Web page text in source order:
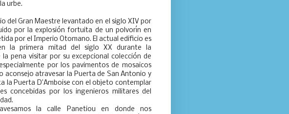
urbe.
del Gran Maestre levantado en el siglo XIV por
por la explosión fortuita de un polvorín en
por el Imperio Otomano. El actual edificio es
la primera mitad del siglo XX durante la
pena visitar por su excepcional colección de
por los pavimentos de mosaicos
aconsejo atravesar la Puerta de San Antonio y
la Puerta D’Amboise con el objeto contemplar
concebidas por los ingenieros militares del
la calle Panetiou en donde nos